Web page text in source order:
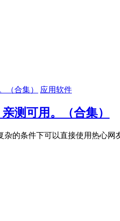
应用软件
测可用。（合集）
的条件下可以直接使用热心网